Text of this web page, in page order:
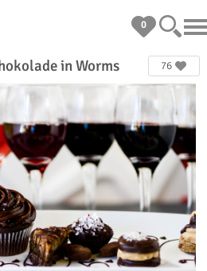
0
in Worms 76